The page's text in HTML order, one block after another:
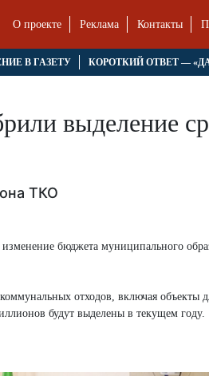
О проекте Реклама Контакты
В ГАЗЕТУ КОРОТКИЙ ОТВЕТ —
выделение
ТКО
бюджета муниципального
отходов, включая объекты
будут выделены в текущем году.